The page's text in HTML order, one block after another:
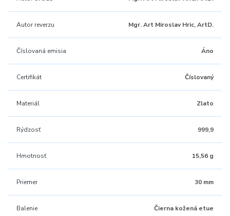
Autor reverzu Mgr. Art Miroslav Hric, ArtD.
Číslovaná emisia Áno
Certifikát Číslovaný
Materiál Zlato
Rýdzosť 999,9
Hmotnosť 15,56 g
Priemer 30 mm
Balenie Čierna kožená etue